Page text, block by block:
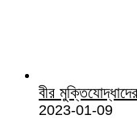
বীর
2023-01-09